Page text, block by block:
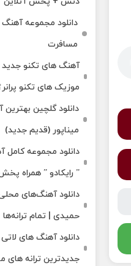
دانلود مجموعه
مسافرت
آهنگ های تکنو جدید
موزیک های تکنو
دانلود گلچین
میناپور (قدیم جدید)
دانلود مجموعه کامل
” رایکادو ” همراه
دانلود آهنگ‌های
حمیدی | تمام ترانه‌ها
دانلود آهنگ‌ های لاتی
جدیدترین ترانه های